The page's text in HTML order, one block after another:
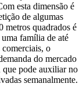
esta dimensão é
de algumas
metros quadrados é
família de até
comerciais, o
do mercado
que pode auxiliar no
semanalmente.